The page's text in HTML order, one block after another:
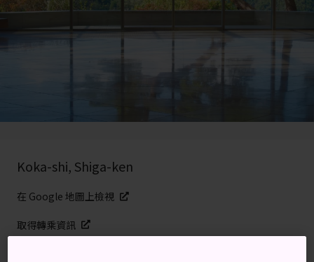
Koka-shi, Shiga-ken
在 Google 地圖上檢視
取得轉乘資訊